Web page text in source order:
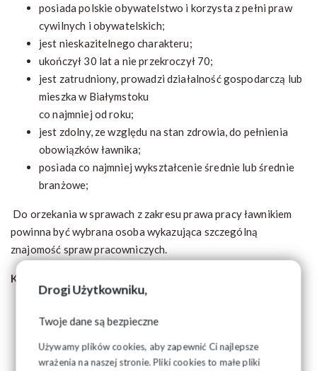
Drogi Użytkowniku,
Twoje dane są bezpieczne
Używamy plików cookies, aby zapewnić Ci najlepsze
wrażenia na naszej stronie. Pliki cookies to małe pliki
posiada polskie obywatelstwo i korzysta z pełni praw
cywilnych i obywatelskich;
jest nieskazitelnego charakteru;
ukończył 30 lat a nie przekroczył 70;
jest zatrudniony, prowadzi działalność gospodarczą lub
mieszka w Białymstoku
co najmniej od roku;
jest zdolny, ze względu na stan zdrowia, do pełnienia
obowiązków ławnika;
posiada co najmniej wykształcenie średnie lub średnie
branżowe;
Do orzekania w sprawach z zakresu prawa pracy ławnikiem
powinna być wybrana osoba wykazująca szczególną
znajomość spraw pracowniczych.
Kandydatów na ławników mogą zgłaszać:
stowarzyszenia, inne organizacje społeczne i
zawodowe, zarejestrowane na podstawie przepisów
prawa, z wyłączeniem partii politycznych;